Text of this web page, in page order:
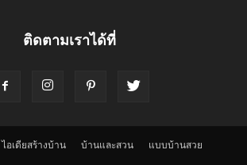
ติดตามเราได้ที่
ไอเดียสร้างบ้าน บ้านและสวน แบบบ้านสวย